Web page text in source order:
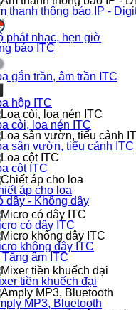
thanh thông báo IP -
phát nhạc, hẹn giờ
báo ITC
gắn trần, âm trần ITC
hộp ITC
còi, loa nén ITC
sân vườn, tiểu cảnh ITC
cột ITC
áp cho loa
dây - Không dây
có dây ITC
không dây ITC
âm ITC
tiền khuếch đại
MP3, Bluetooth